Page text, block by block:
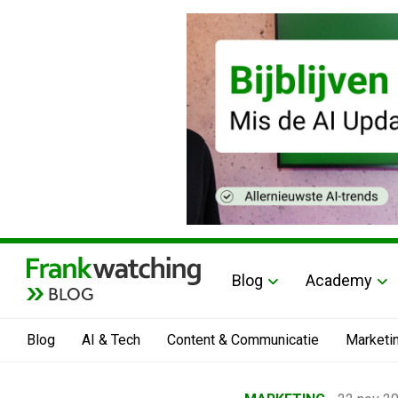
BLOG
Blog Academy
Blog AI & Tech Content & Communicatie